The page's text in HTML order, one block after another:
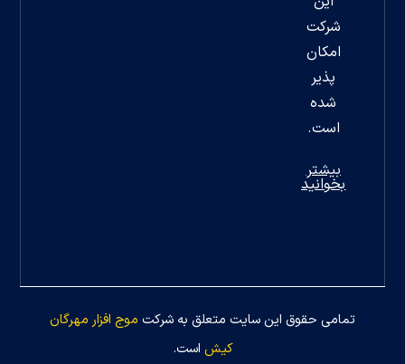
شرکت
امکان
پذیر
شده
است.
بیشتر
بخوانید
تمامی حقوق این سایت متعلق به شرکت موج افزار مهرگان
کیش است.